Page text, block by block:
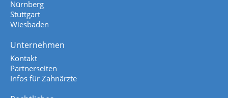
Nürnberg
Stuttgart
Wiesbaden
Unternehmen
Kontakt
Partnerseiten
Infos für Zahnärzte